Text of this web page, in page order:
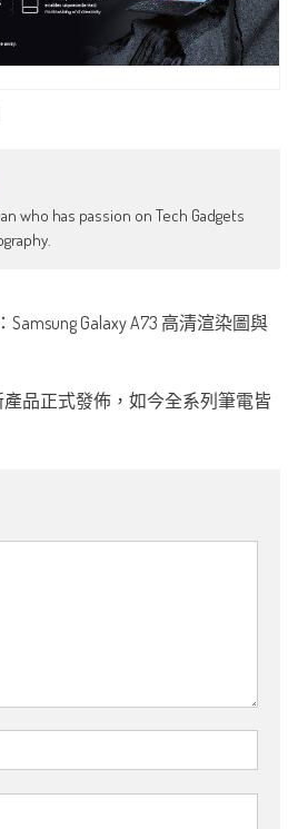
who has passion on Tech Gadgets
Galaxy A73 高清渲染圖與
產品正式發佈，如今全系列筆電皆